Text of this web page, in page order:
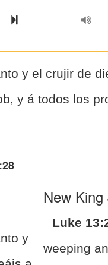
Chapter
Chapter
Next Book
y el crujir de
y á todos los
y
New
Luke
weeping